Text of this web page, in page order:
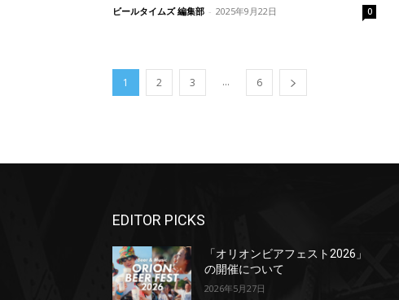
ビールタイムズ 編集部 - 2025年9月22日 0
1 2 3 ... 6
EDITOR PICKS
「オリオンビアフェスト2026」
の開催について
2026年5月27日